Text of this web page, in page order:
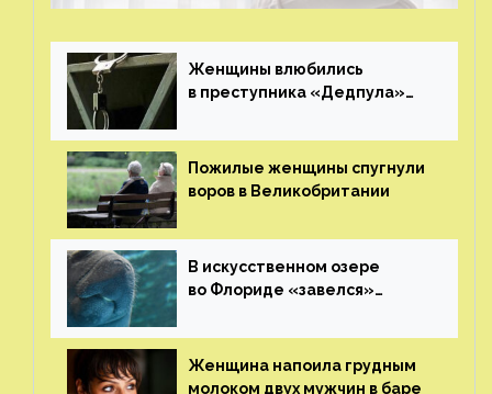
Женщины влюбились
в преступника «Дедпула»
ему жизнь
Пожилые женщины спугнули
воров в Великобритании
В искусственном озере
во Флориде «завелся»
Женщина напоила грудным
молоком двух мужчин в баре